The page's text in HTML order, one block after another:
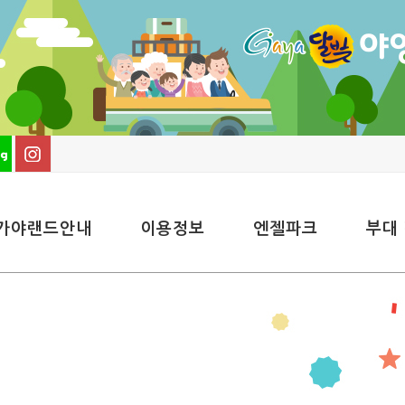
야랜드안내 이용정보 엔젤파크 부대